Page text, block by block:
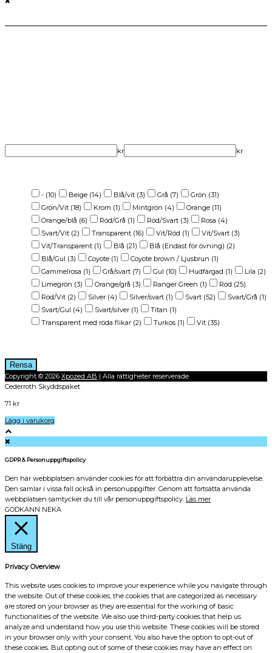
kr kr
- (10) Beige (14) Blå/vit (3) Grå (7) Grön (31)
Grön/Vit (18) Krom (1) Mintgrön (4) Orange (11)
Orange/blå (6) Röd/Grå (1) Röd/Svart (3) Rosa (4)
Svart/Vit (2) Transparent (16) Vit/Röd (1) Vit/Svart (3)
Vit/Transparent (1) Blå (21) Blå (Endast för övning) (2)
Blå/Gul (3) Coyote (1) Coyote brown / Ljusbrun (1)
Gammelrosa (1) Grå/svart (7) Gul (10) Hudfärgad (1) Lila (2)
Limegrön (3) Orange/grå (3) Ranger Green (1) Röd (25)
Röd/Vit (2) Silver (4) Silver/svart (1) Svart (52) Svart/Grå (1)
Svart/Gul (4) Svart/silver (1) Titan (1)
Transparent med röda flikar (2) Turkos (1) Vit (35)
Rensa
Copyright © 2026 Xpozed AB | Alla rättigheter reserverade
Cederroth Skyddspaket
71 kr
Lägg i varukorg
GDPR & Personuppgiftspolicy
Den här webbplatsen använder cookies för att förbättra din användarupplevelse.
Den samlar i vissa fall också in personuppgifter. Genom att fortsätta använda
webbplatsen samtycker du till vår personuppgiftspolicy. Läs mer
GODKÄNN NEKA
Stäng
Privacy Overview
This website uses cookies to improve your experience while you navigate through
the website. Out of these cookies, the cookies that are categorized as necessary
are stored on your browser as they are essential for the working of basic
functionalities of the website. We also use third-party cookies that help us
analyze and understand how you use this website. These cookies will be stored
in your browser only with your consent. You also have the option to opt-out of
these cookies. But opting out of some of these cookies may have an effect on